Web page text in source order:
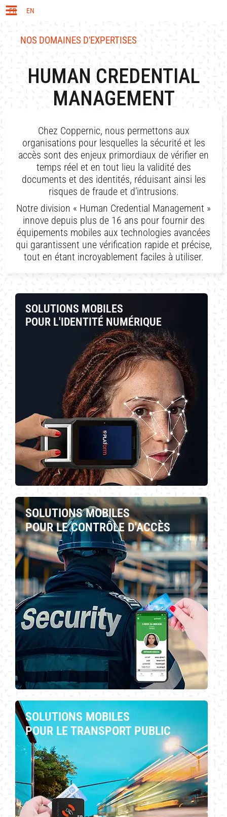
FR EN
NOS DOMAINES D'EXPERTISES
HUMAN CREDENTIAL
MANAGEMENT
Chez Coppernic, nous permettons aux
organisations pour lesquelles la sécurité et les
accès sont des enjeux primordiaux de vérifier en
temps réel et en tout lieu la validité des
documents et des identités, réduisant ainsi les
risques de fraude et d’intrusions.
Notre division « Human Credential Management »
innove depuis plus de 16 ans pour fournir des
équipements mobiles aux technologies avancées
qui garantissent une vérification rapide et précise,
tout en étant incroyablement faciles à utiliser.
SOLUTIONS MOBILES
POUR L'IDENTITÉ NUMÉRIQUE
SOLUTIONS MOBILES
POUR LE CONTRÔLE D'ACCÈS
SOLUTIONS MOBILES
POUR LE TRANSPORT PUBLIC